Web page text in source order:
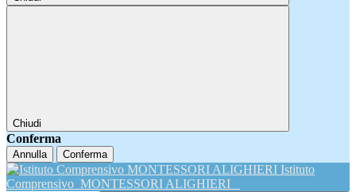
Chiudi
Conferma
Annulla Conferma
Istituto
Comprensivo MONTESSORI ALIGHIERI